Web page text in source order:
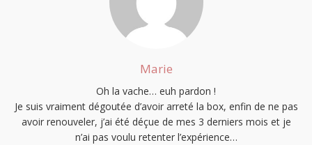
Marie
Oh la vache… euh pardon !
Je suis vraiment dégoutée d’avoir arreté la box, enfin de ne pas
avoir renouveler, j’ai été déçue de mes 3 derniers mois et je
n’ai pas voulu retenter l’expérience…